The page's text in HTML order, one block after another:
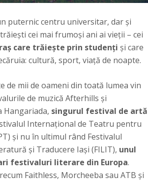
puternic centru universitar, dar și
cei mai frumoși ani ai vieții – cei
care trăiește prin studenți și care
cultură, sport, viață de noapte.
de mii de oameni din toată lumea vin
de muzică Afterhills și
Hangariada, singurul festival de artă
Internațional de Teatru pentru
și nu în ultimul rând Festivalul
și Traducere Iași (FILIT), unul
festivaluri literare din Europa.
Faithless, Morcheeba sau ATB și